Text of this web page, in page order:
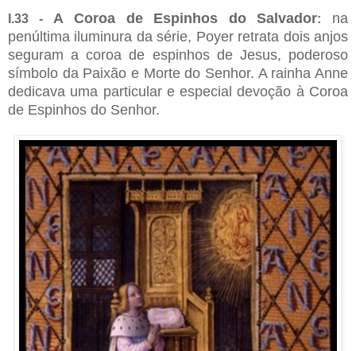
I.33 -A Coroa de Espinhos do Salvador:
na
penúltima iluminura da série, Poyer retrata dois anjos
seguram a coroa de espinhos de Jesus, poderoso
símbolo da Paixão e Morte do Senhor. A rainha Anne
dedicava uma particular e especial devoção à Coroa
de Espinhos do Senhor.